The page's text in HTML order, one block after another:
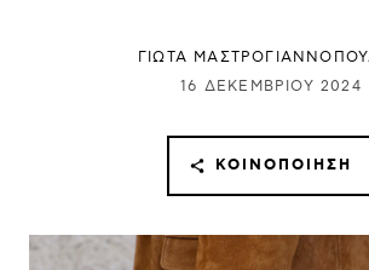
ΓΙΩΤΑ
16 ΔΕΚΕΜΒΡΊΟΥ 2024
ΚΟΙΝΟΠΟΊΗΣΗ